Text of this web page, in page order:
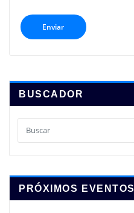
BUSCADOR
PRÓXIMOS EVENTOS